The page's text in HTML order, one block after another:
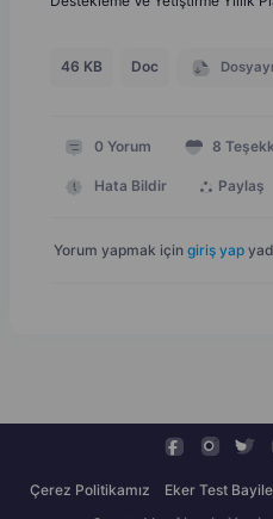
46 KB Doc
0Yorum 8
Hata Bildir Paylaş
Yorum yapmak için giriş yap
Çerez Politikamız Eker Test